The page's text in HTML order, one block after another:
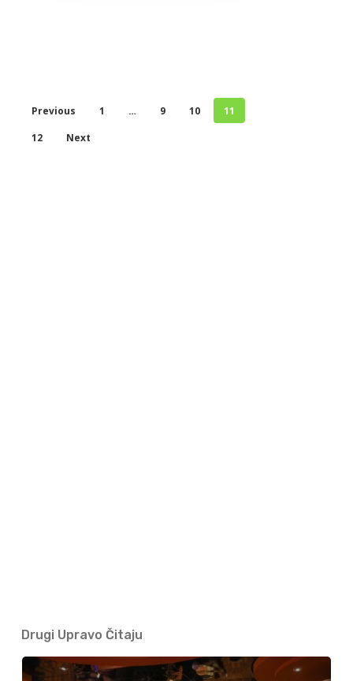
Previous 1 … 9 10
11
12
Next
Drugi Upravo Čitaju